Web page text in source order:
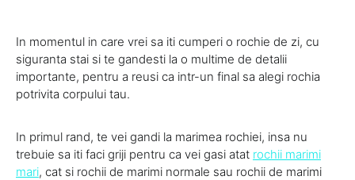
In momentul in care vrei sa iti cumperi o rochie de zi, cu
siguranta stai si te gandesti la o multime de detalii
importante, pentru a reusi ca intr-un final sa alegi rochia
potrivita corpului tau.
In primul rand, te vei gandi la marimea rochiei, insa nu
trebuie sa iti faci griji pentru ca vei gasi atat rochii marimi
mari, cat si rochii de marimi normale sau rochii de marimi